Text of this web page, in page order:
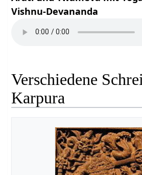
Vishnu-Devananda
Verschiedene
Karpura